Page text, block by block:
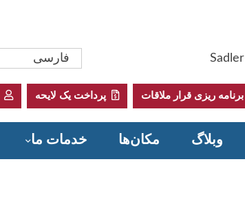
فارسی
برنامه ریزی قرار ملاقات پرداخت یک لایحه
خدمات ما مکان‌ها وبلاگ